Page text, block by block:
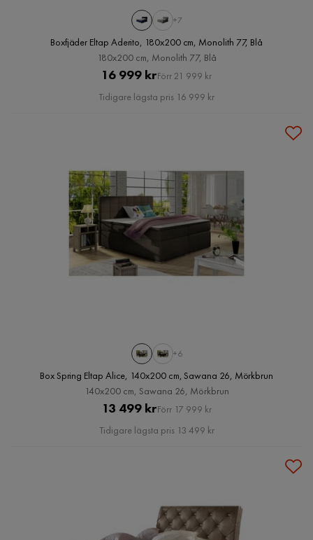
+7
Boxfjäder Eltap Aderito, 180x200 cm, Monolith 77, Blå
180x200 cm, Monolith 77, Blå
Pris
16 999 krOriginal
Pris
Förr 21 999 kr
Tidigare lägsta pris 16 999 kr
+6
Box Spring Eltap Alice, 140x200 cm, Sawana 26, Mörkbrun
140x200 cm, Sawana 26, Mörkbrun
Pris
13 499 krOriginal
Pris
Förr 17 999 kr
Tidigare lägsta pris 13 499 kr